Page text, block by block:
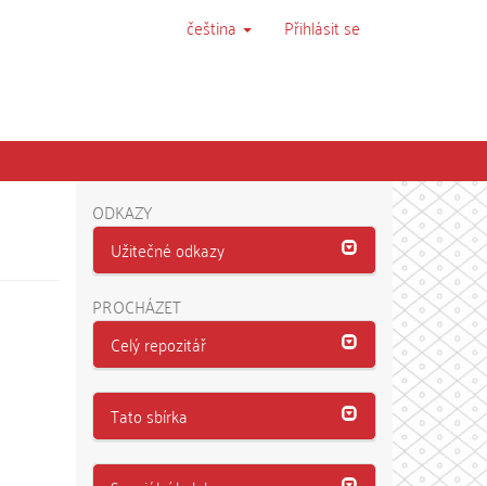
čeština Přihlásit se
ODKAZY
Užitečné odkazy
PROCHÁZET
Celý repozitář
Tato sbírka